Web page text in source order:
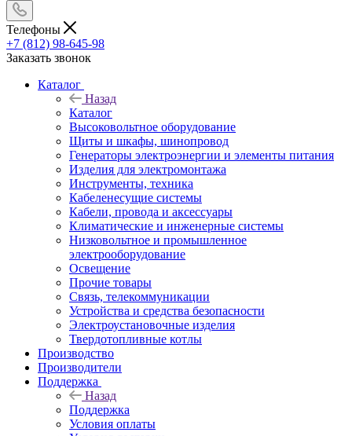
Телефоны
+7 (812) 98-645-98
Заказать звонок
Каталог
Назад
Каталог
Высоковольтное оборудование
Щиты и шкафы, шинопровод
Генераторы электроэнергии и элементы питания
Изделия для электромонтажа
Инструменты, техника
Кабеленесущие системы
Кабели, провода и аксессуары
Климатические и инженерные системы
Низковольтное и промышленное
электрооборудование
Освещение
Прочие товары
Связь, телекоммуникации
Устройства и средства безопасности
Электроустановочные изделия
Твердотопливные котлы
Производство
Производители
Поддержка
Назад
Поддержка
Условия оплаты